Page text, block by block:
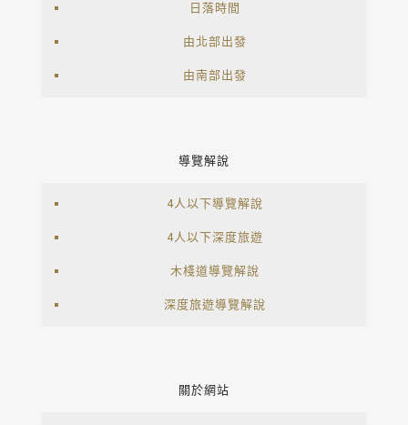
日落時間
由北部出發
由南部出發
導覽解說
4人以下導覽解說
4人以下深度旅遊
木棧道導覽解說
深度旅遊導覽解說
關於網站